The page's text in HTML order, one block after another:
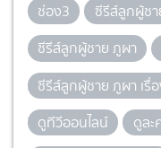
ช่อง3 ซีรีส์ลูกผู้ช
ซีรีส์ลูกผู้ชาย ภูผา
ซีรีส์ลูกผู้ชาย ภูผา เรื่
ดูทีวีออนไลน์
ดูละ